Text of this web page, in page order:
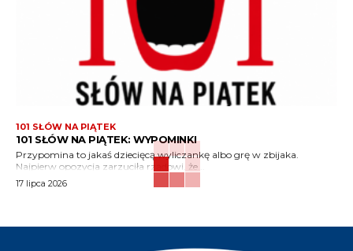
101 SŁÓW NA PIĄTEK
101 SŁÓW NA PIĄTEK: WYPOMINKI
Przypomina to jakaś dziecięcą wyliczankę albo grę w zbijaka.
Najpierw opozycja zarzuciła rządowi, że...
17 lipca 2026